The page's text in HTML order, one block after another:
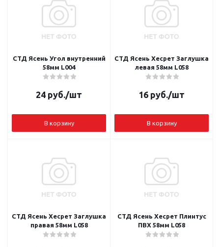
СТД Ясень Угол внутренний
58мм L004
24 руб./шт
В корзину
СТД Ясень Хесрет Заглушка
левая 58мм L058
16 руб./шт
В корзину
СТД Ясень Хесрет Заглушка
правая 58мм L058
СТД Ясень Хесрет Плинтус
ПВХ 58мм L058